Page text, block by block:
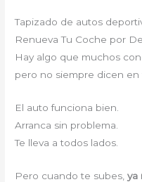
Tapizado de autos
Renueva Tu Coche por
Hay algo que muchos
pero no siempre dicen en
El auto funciona bien.
Arranca sin problema.
Te lleva a todos lados.
Pero cuando te subes,ya